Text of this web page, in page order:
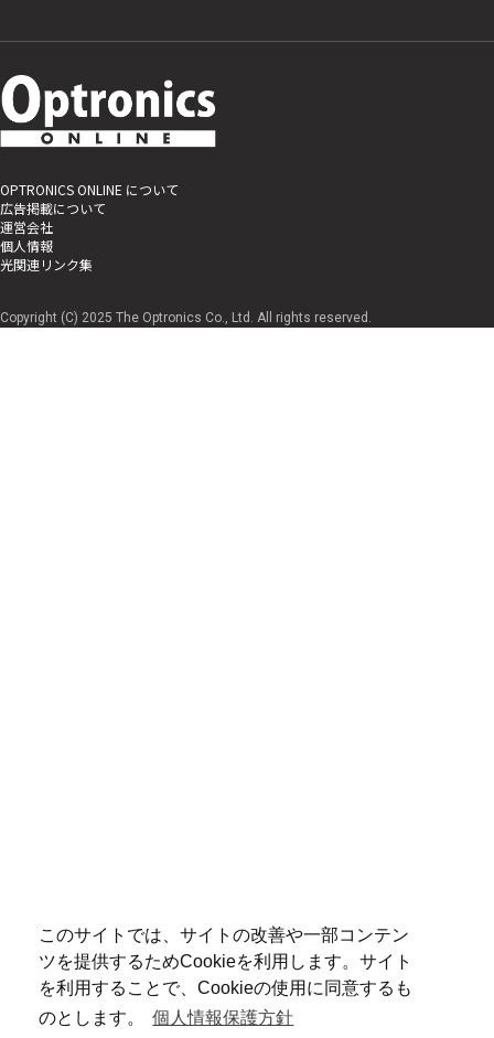
このサイトでは、サイトの改善や一部コンテン
ツを提供するためCookieを利用します。サイト
を利用することで、Cookieの使用に同意するも
のとします。
個人情報保護方針
OPTRONICS ONLINE について
広告掲載について
運営会社
個人情報
光関連リンク集
Copyright (C) 2025 The Optronics Co., Ltd. All rights reserved.